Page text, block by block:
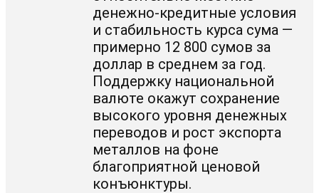
денежно-кредитные условия
и стабильность курса сума —
примерно 12 800 сумов за
доллар в среднем за год.
Поддержку национальной
валюте окажут сохранение
высокого уровня денежных
переводов и рост экспорта
металлов на фоне
благоприятной ценовой
конъюнктуры.